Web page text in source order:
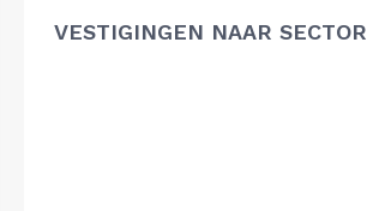
VESTIGINGEN NAAR SECTOR